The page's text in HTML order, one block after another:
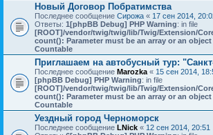
Новый Договор Побратимства
Последнее сообщение Сирожа « 17 сен 2014,
Ответы: 1[phpBB Debug] PHP Warning: in file
[ROOT]/vendor/twig/twig/lib/Twig/Extension/
count(): Parameter must be an array or an
Countable
Приглашаем на автобусный тур:
Последнее сообщение Marozka « 15 сен 2014,
[phpBB Debug] PHP Warning: in file
[ROOT]/vendor/twig/twig/lib/Twig/Extension/
count(): Parameter must be an array or an
Countable
Уездный город Черноморск
Последнее сообщение LNick « 12 сен 2014, 20:51